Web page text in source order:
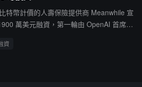
以比特幣形式收取。Anchorage Digital 將
月 6 日，以比特幣計價的人壽保險提供商
前負責人 Lachy Groom 共同領投，第
特幣計價的人壽保險提供商 Meanwhile 宣
萬美元融資，第一輪由 OpenAI 首席執
領投。Meanwhile 表示，這筆資金
資